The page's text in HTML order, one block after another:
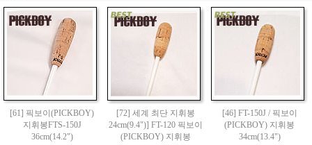
[61] 픽보이(PICKBOY)
지휘봉FTS-150J
36cm(14.2")
[72] 세계 최단 지휘봉
24cm(9.4")] FT-120 픽보이
(PICKBOY) 지휘봉
[46] FT-150J / 픽보이
(PICKBOY) 지휘봉
34cm(13.4")